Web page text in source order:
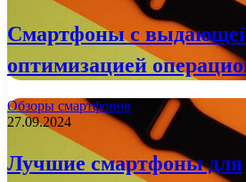
Смартфоны с
оптимизацией
Обзоры смартфонов
27.09.2024
Лучшие смартфоны для